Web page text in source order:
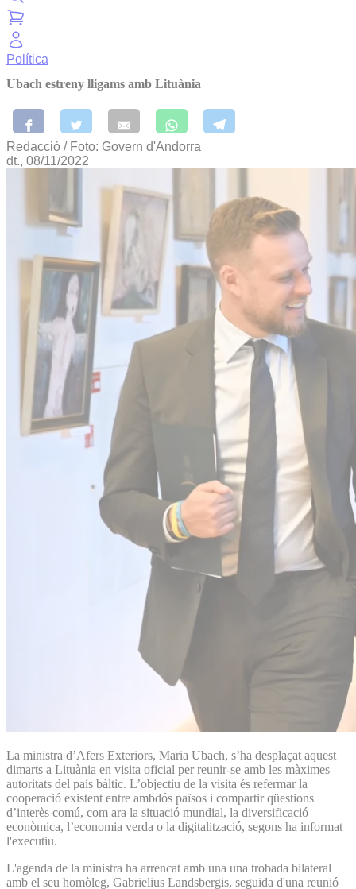
Política
Ubach estreny lligams amb Lituània
Redacció / Foto: Govern d'Andorra
dt., 08/11/2022
La ministra d’Afers Exteriors, Maria Ubach, s’ha desplaçat aquest
dimarts a Lituània en visita oficial per reunir-se amb les màximes
autoritats del país bàltic. L’objectiu de la visita és refermar la
cooperació existent entre ambdós països i compartir qüestions
d’interès comú, com ara la situació mundial, la diversificació
econòmica, l’economia verda o la digitalització, segons ha informat
l'executiu.
L'agenda de la ministra ha arrencat amb una una trobada bilateral
amb el seu homòleg, Gabrielius Landsbergis, seguida d'una reunió